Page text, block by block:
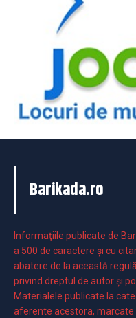
Barikada.ro
Informaţiile publicate de
a 500 de caractere şi cu
abatere de la această
privind dreptul de autor și
Materialele publicate la
aferente acestora, marcate